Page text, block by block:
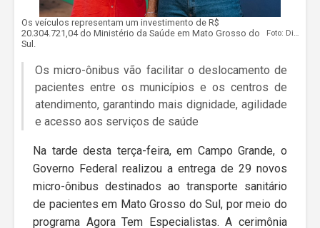
Os veículos representam um investimento de R$
20.304.721,04 do Ministério da Saúde em Mato Grosso do
Sul.
Foto: Divulgação
Os micro-ônibus vão facilitar o deslocamento de
pacientes entre os municípios e os centros de
atendimento, garantindo mais dignidade, agilidade
e acesso aos serviços de saúde
Na tarde desta terça-feira, em Campo Grande, o
Governo Federal realizou a entrega de 29 novos
micro-ônibus destinados ao transporte sanitário
de pacientes em Mato Grosso do Sul, por meio do
programa Agora Tem Especialistas. A cerimônia